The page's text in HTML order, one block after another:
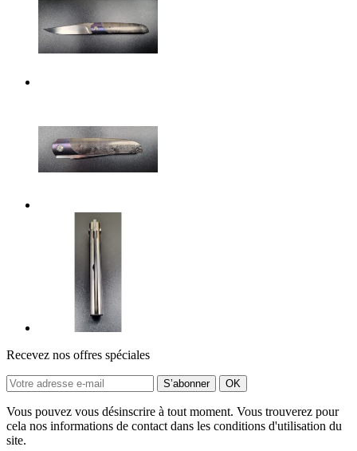
Recevez nos offres spéciales
Vous pouvez vous désinscrire à tout moment. Vous trouverez pour
cela nos informations de contact dans les conditions d'utilisation du
site.